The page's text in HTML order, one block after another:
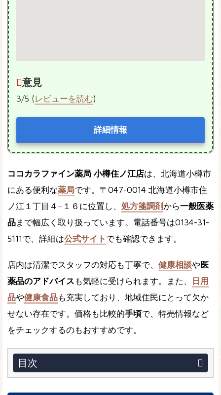
意見
3/5 (レビューを読む)
詳細情報
ココカラファイン薬局 小樽住ノ江店は、北海道小樽市
にある便利な薬局です。〒047-0014 北海道小樽市住
ノ江１丁目４−１６に位置し、 処方箋調剤 から一般医薬
品まで幅広く取り扱っています。電話番号は0134-31-
5111で、詳細は公式サイト でも確認できます。
店内は清潔でスタッフの対応も丁寧で、 健康相談や医
薬品のアドバイス も気軽に受けられます。また、
日用
品や健康食品も充実しており、地域住民にとって欠か
せない存在です。価格も比較的手頃で、特売情報など
をチェックするのもおすすめです。
目次